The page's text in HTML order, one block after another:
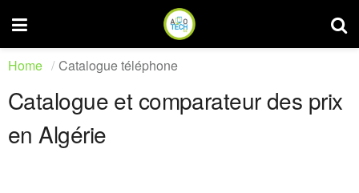
Home Catalogue téléphone
Catalogue et comparateur des prix
en Algérie